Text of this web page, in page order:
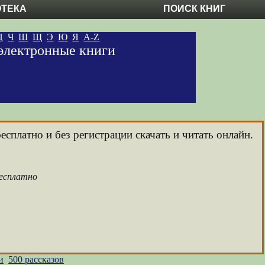
ПОИСК КНИГ
Ч Ш Щ Э Ю Я A-Z
книги
и без регистрации скачать и читать онлайн.
500 рассказов